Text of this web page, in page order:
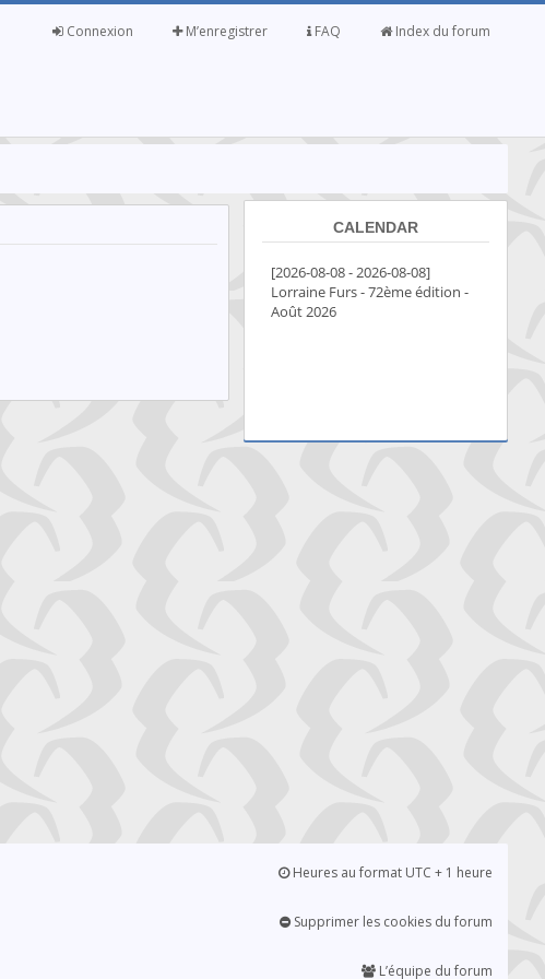
Index du forum
FAQ
M’enregistrer
Connexion
CALENDAR
Heures au format UTC + 1 heure
Supprimer les cookies du forum
L’équipe du forum